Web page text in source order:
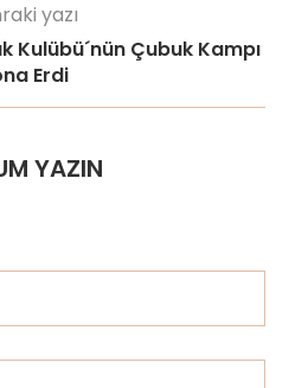
yazı
Kulübü´nün Çubuk Kampı
Erdi
YAZIN